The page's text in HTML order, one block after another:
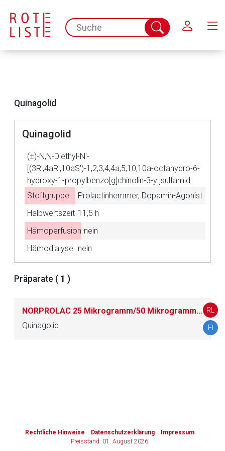
spc.search.input.placeholder
Suche
abschicken
Quinagolid
Quinagolid
(±)-N,N-Diethyl-N′-
[(3R′,4aR′,10aS′)-1,2,3,4,4a,5,10,10a-octahydro-6-
hydroxy-1-propylbenzo[g]chinolin-3-yl]sulfamid
Stoffgruppe
Prolactinhemmer, Dopamin-Agonist
Halbwertszeit 11,5 h
Hämoperfusion nein
Hämodialyse nein
Präparate ( 1 )
NORPROLAC 25 Mikrogramm/50 Mikrogramm/-75 Mikrogramm/-150 Mikrogramm Tabletten
Quinagolid
RL
FI
Rechtliche Hinweise Datenschutzerklärung
Impressum
Preisstand: 01. August 2026
Aufruf einer externen Seite
Der von Ihnen aufgerufene Link öffnet eine externe Web-
Seite. Für die Inhalte der externen Web-Seite ist deren
Betreiber verantwortlich. Ebenso gelten dort ggf. andere
Datenschutzbestimmungen.
Zurück zur rote-liste.de